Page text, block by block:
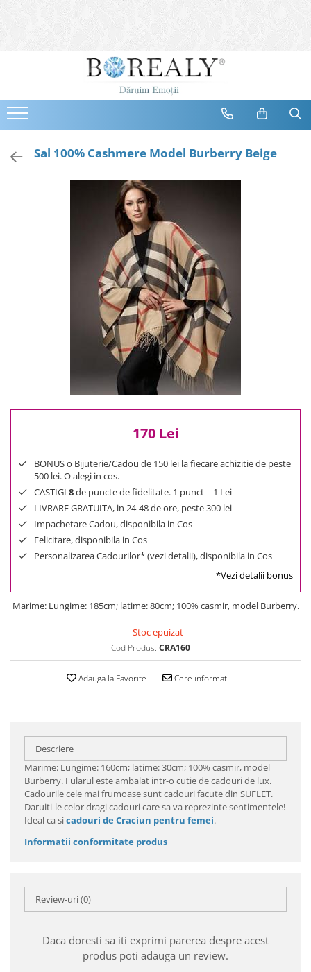
Bijuterii
Cercei
Bratari
Coliere
Pret
200 Lei - 300 Lei
300 Lei - 500 Lei
500 Lei - 1000 Lei
1000 Lei +
Sal 100% Cashmere Model Burberry Beige
170 Lei
BONUS o Bijuterie/Cadou de 150 lei la fiecare achizitie de peste
500 lei. O alegi in cos.
CASTIGI 8de puncte de fidelitate. 1 punct = 1 Lei
LIVRARE GRATUITA, in 24-48 de ore, peste 300 lei
Impachetare Cadou, disponibila in Cos
Felicitare, disponibila in Cos
Personalizarea Cadourilor* (vezi detalii), disponibila in Cos
*Vezi detalii bonus
Marime: Lungime: 185cm; latime: 80cm; 100% casmir, model Burberry.
Stoc epuizat
Cod Produs: CRA160
Adauga la Favorite Cere informatii
Descriere
Marime: Lungime: 160cm; latime: 30cm; 100% casmir, model
Burberry. Fularul este ambalat intr-o cutie de cadouri de lux.
Cadourile cele mai frumoase sunt cadouri facute din SUFLET.
Daruiti-le celor dragi cadouri care sa va reprezinte sentimentele!
Ideal ca sicadouri de Craciun pentru femei.
Informatii conformitate produs
Review-uri(0)
Daca doresti sa iti exprimi parerea despre acest
produs poti adauga un review.